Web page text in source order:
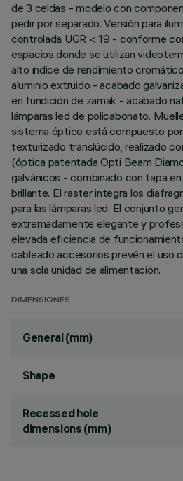
de 3 celdas - modelo con
pedir por separado. Versión para
controlada UGR < 19 - conforme
espacios donde se utilizan
alto índice de rendimiento
aluminio extruido - acabado
en fundición de zamak - acabado
lámparas led de policabonato.
sistema óptico está compuesto
texturizado translúcido, realizado
(óptica patentada Opti Beam
galvánicos - combinado con tapa
brillante. El raster integra los
para las lámparas led. El conjunto
extremadamente elegante y
elevada eficiencia de
cableado accesorios prevén el uso
una sola unidad de alimentación.
DIMENSIONES
General (mm)
Shape
Recessed hole
dimensions (mm)